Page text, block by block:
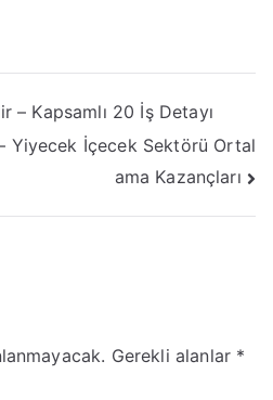
– Kapsamlı 20 İş Detayı
Yiyecek İçecek Sektörü Ortal
ama Kazançları
Gerekli alanlar *